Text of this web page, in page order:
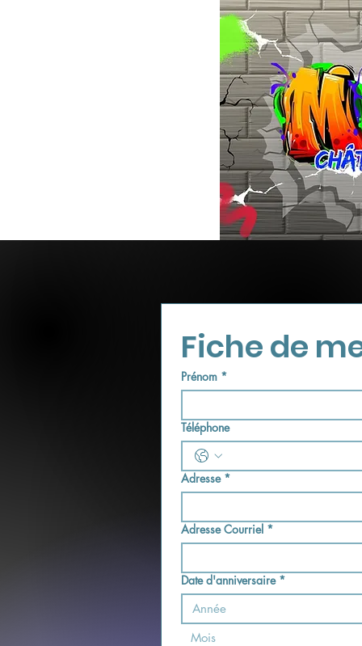
Fiche de
Prénom *
Téléphone
Adresse *
Adresse Courriel *
Date d'anniversaire *
Mois